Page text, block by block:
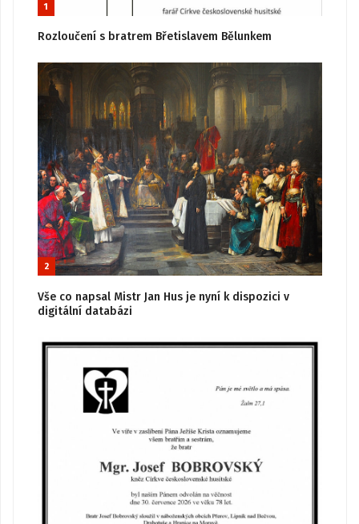
1
Rozloučení s bratrem Břetislavem Bělunkem
2
Vše co napsal Mistr Jan Hus je nyní k dispozici v
digitální databázi